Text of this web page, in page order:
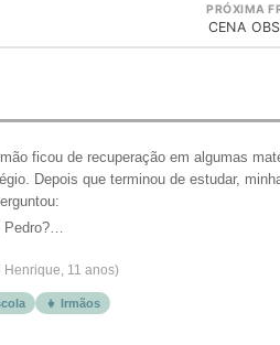
PRÓXIMA
CENA
ficou de recuperação em algumas
Depois que terminou de estudar,
Pedro?…
Henrique, 11 anos)
👧 Irmãos